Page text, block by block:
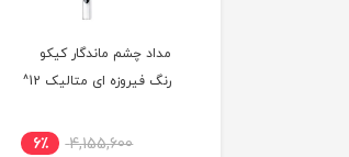
مداد چشم پیچی شیگلم
رنگ White^
1,764,000 8٪